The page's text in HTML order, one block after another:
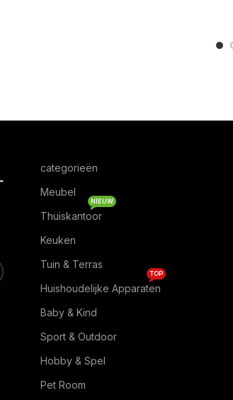
categorieën
Meubel
Thuiskantoor
NIEUW
Keuken
Tuin & Terras
Huishoudelijke Apparaten
TOP
Baby & Kind
Sport & Outdoor
Hobby & Spel
Pet Room